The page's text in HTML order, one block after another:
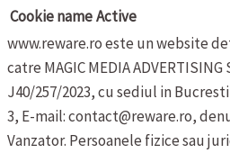
Cookie nameActive
www.reware.ro este un website
catre MAGIC MEDIA ADVERTISING
J40/257/2023, cu sediul in
3, E-mail: contact@reware.ro,
Vanzator. Persoanele fizice sau